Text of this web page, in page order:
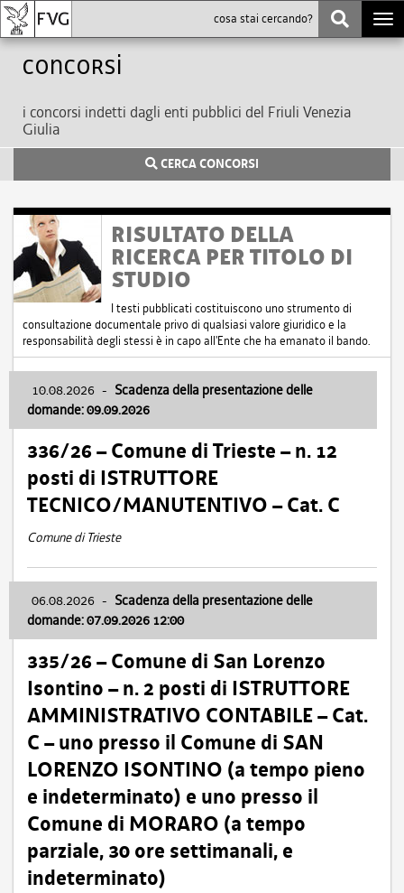
Concorsi
i concorsi indetti dagli enti pubblici del Friuli Venezia
Giulia
CERCA CONCORSI
RISULTATO DELLA
RICERCA PER TITOLO DI
STUDIO
I testi pubblicati costituiscono uno strumento di
consultazione documentale privo di qualsiasi valore giuridico e la
responsabilità degli stessi è in capo all'Ente che ha emanato il bando.
10.08.2026 - Scadenza della presentazione delle
domande: 09.09.2026
336/26 – Comune di Trieste – n. 12
posti di ISTRUTTORE
TECNICO/MANUTENTIVO – Cat. C
Comune di Trieste
06.08.2026 - Scadenza della presentazione delle
domande: 07.09.2026 12:00
335/26 – Comune di San Lorenzo
Isontino – n. 2 posti di ISTRUTTORE
AMMINISTRATIVO CONTABILE – Cat.
C – uno presso il Comune di SAN
LORENZO ISONTINO (a tempo pieno
e indeterminato) e uno presso il
Comune di MORARO (a tempo
parziale, 30 ore settimanali, e
indeterminato)